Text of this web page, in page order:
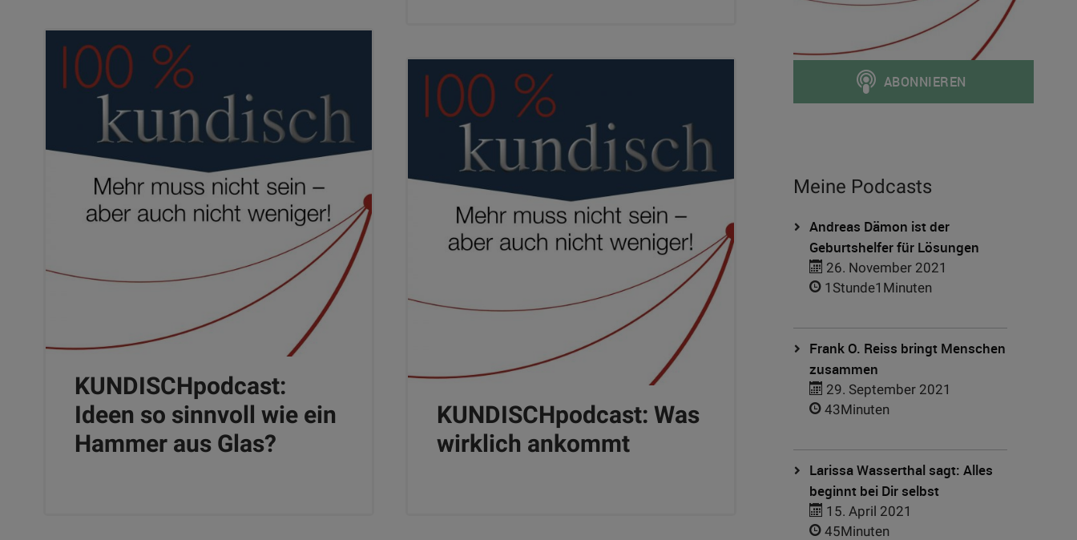
KUNDISCHpodcast:
Ideen so sinnvoll wie ein
Hammer aus Glas?
KUNDISCHpodcast: Was
wirklich ankommt
Meine Podcasts
Andreas Dämon ist der
Geburtshelfer für Lösungen
26. November 2021
1Stunde1Minuten
Frank O. Reiss bringt Menschen
zusammen
29. September 2021
43Minuten
Larissa Wasserthal sagt: Alles
beginnt bei Dir selbst
15. April 2021
45Minuten